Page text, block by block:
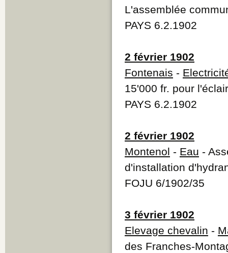
L'assemblée
PAYS 6.2.1902
2 février 1902
Fontenais -
15'000 fr. pour
PAYS 6.2.1902
2 février 1902
Montenol - Eau -
d'installation
FOJU 6/1902/35
3 février 1902
Elevage chevalin -
des Franches-